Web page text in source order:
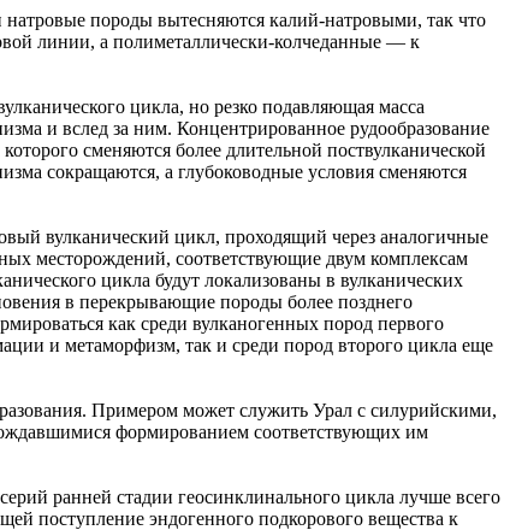
натровые породы вытесняются калий-натровыми, так что
линии, а полиметаллически-колчеданные — к
цикла, но резко подавляющая масса
и вслед за ним. Концентрированное рудообразование
сменяются более длительной поствулканической
сокращаются, а глубоководные условия сменяются
вулканический цикл, проходящий через аналогичные
месторождений, соответствующие двум комплексам
цикла будут локализованы в вулканических
в перекрывающие породы более позднего
как среди вулканогенных пород первого
и метаморфизм, так и среди пород второго цикла еще
Примером может служить Урал с силурийскими,
формированием соответствующих им
ранней стадии геосинклинального цикла лучше всего
поступление эндогенного подкорового вещества к